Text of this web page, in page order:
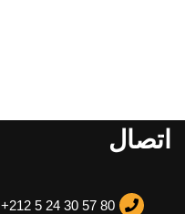
اتصال
+212 5 24 30 57 80